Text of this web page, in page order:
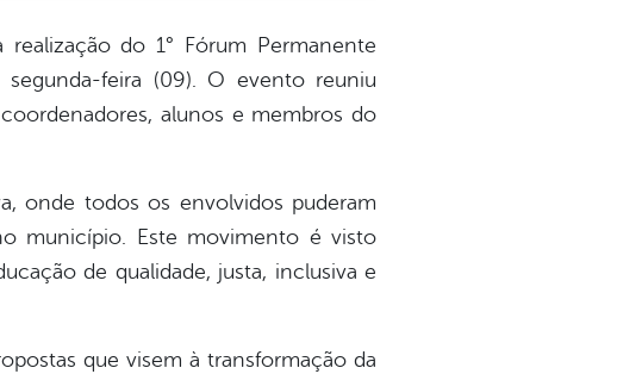
do 1° Fórum Permanente
feira (09). O evento reuniu
alunos e membros do
onde todos os envolvidos puderam
município. Este movimento é visto
de qualidade, justa, inclusiva e
que visem à transformação da